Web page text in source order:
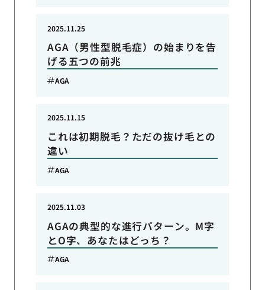
AGA（男性型脱毛症）の始まりを告
げる五つの前兆
2025.11.25
AGA
これは初期脱毛？ただの抜け毛との
違い
2025.11.15
AGA
AGAの典型的な進行パターン。M字
とO字、あなたはどっち？
2025.11.03
AGA